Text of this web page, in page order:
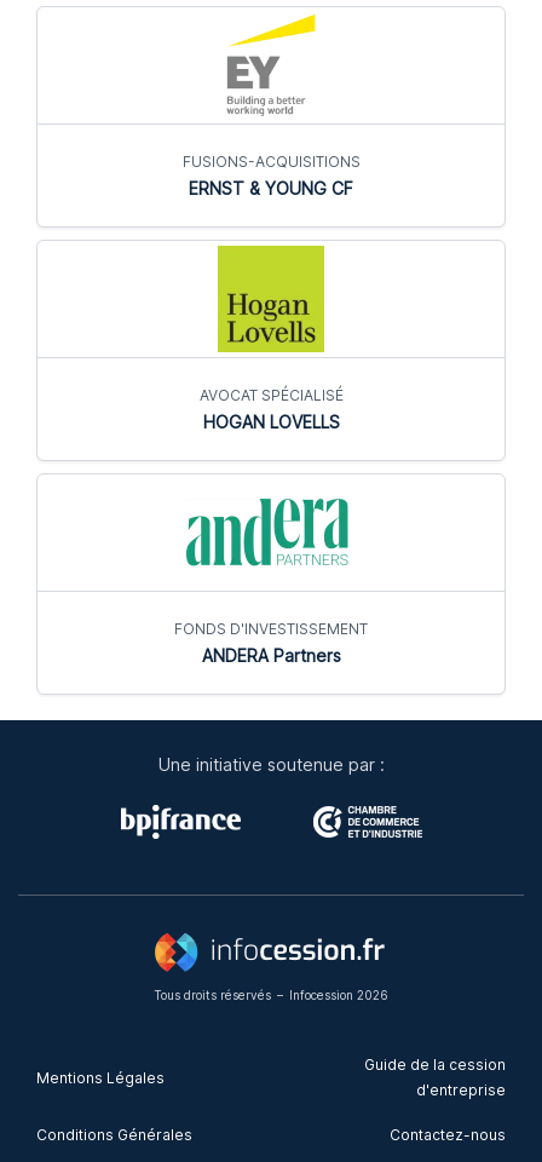
FUSIONS-ACQUISITIONS
ERNST & YOUNG CF
AVOCAT SPÉCIALISÉ
HOGAN LOVELLS
FONDS D'INVESTISSEMENT
ANDERA Partners
Une initiative soutenue par :
Mentions Légales
Conditions Générales
Guide de la cession
d'entreprise
Contactez-nous
Tous droits réservés – Infocession 2026